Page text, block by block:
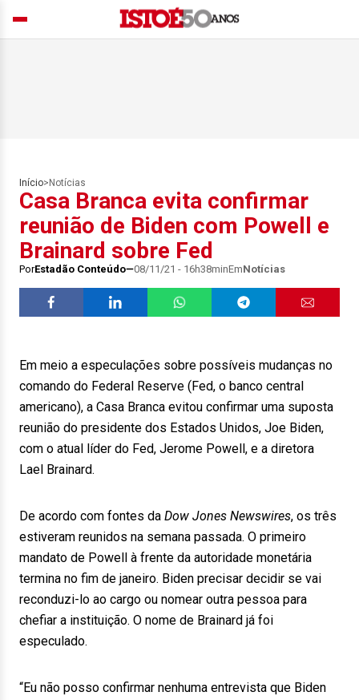
Início> Notícias
Casa Branca evita confirmar
reunião de Biden com Powell e
Brainard sobre Fed
PorEstadão Conteúdo 08/11/21 - 16h38minEmNotícias
Em meio a especulações sobre possíveis mudanças no
comando do Federal Reserve (Fed, o banco central
americano), a Casa Branca evitou confirmar uma suposta
reunião do presidente dos Estados Unidos, Joe Biden,
com o atual líder do Fed, Jerome Powell, e a diretora
Lael Brainard.
De acordo com fontes da Dow Jones Newswires, os três
estiveram reunidos na semana passada. O primeiro
mandato de Powell à frente da autoridade monetária
termina no fim de janeiro. Biden precisar decidir se vai
reconduzi-lo ao cargo ou nomear outra pessoa para
chefiar a instituição. O nome de Brainard já foi
especulado.
“Eu não posso confirmar nenhuma entrevista que Biden